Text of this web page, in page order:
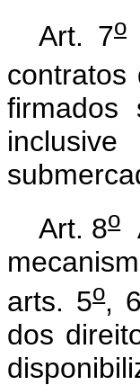
Art. 7o
firmados
Art. 8o
arts. 5o,
dos